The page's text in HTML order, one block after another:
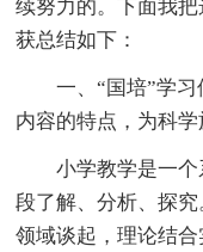
续努力的。下面我
获总结如下：
一、“国培”学
内容的特点，为科学
小学教学是一
段了解、分析、探
领域谈起，理论结